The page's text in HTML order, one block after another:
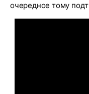
очередное тому